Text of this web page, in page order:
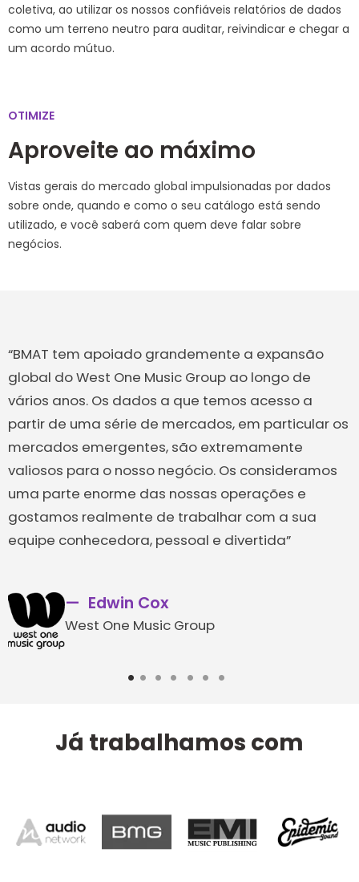
coletiva, ao utilizar os nossos confiáveis relatórios de dados
como um terreno neutro para auditar, reivindicar e chegar a
um acordo mútuo.
OTIMIZE
Aproveite ao máximo
Vistas gerais do mercado global impulsionadas por dados
sobre onde, quando e como o seu catálogo está sendo
utilizado, e você saberá com quem deve falar sobre
negócios.
“BMAT tem apoiado grandemente a expansão
global do West One Music Group ao longo de
vários anos. Os dados a que temos acesso a
partir de uma série de mercados, em particular os
mercados emergentes, são extremamente
valiosos para o nosso negócio. Os consideramos
uma parte enorme das nossas operações e
gostamos realmente de trabalhar com a sua
equipe conhecedora, pessoal e divertida”
Edwin Cox
West One Music Group
Já trabalhamos com